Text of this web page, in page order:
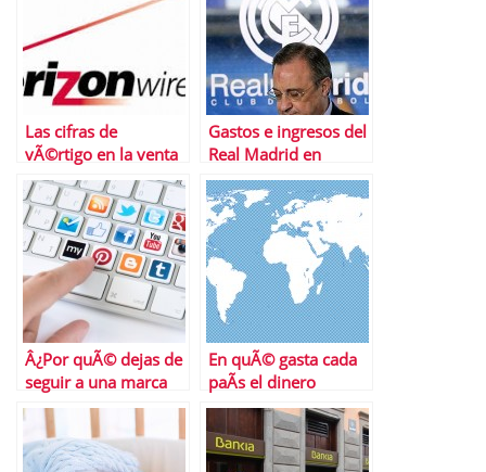
Las cifras de
vÃ©rtigo en la venta
de la participaciÃ³n
en Verizon Wireless
por Vodafone
Gastos e ingresos del
Real Madrid en
fichajes
Â¿Por quÃ© dejas de
seguir a una marca
en redes sociales?
En quÃ© gasta cada
paÃ­s el dinero